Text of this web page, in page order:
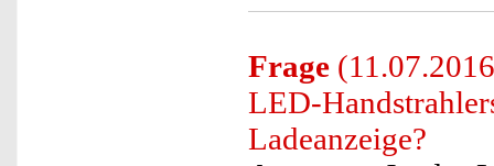
Frage
LED-
Ladeanzeige?